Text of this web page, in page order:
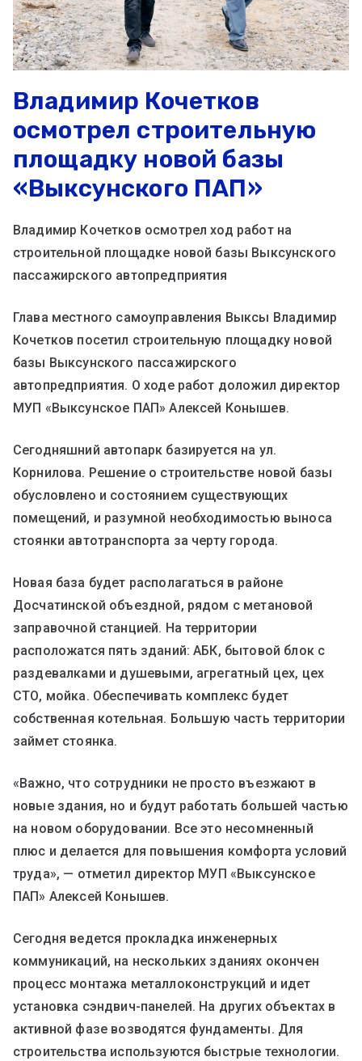
Владимир Кочетков
осмотрел строительную
площадку новой базы
«Выксунского ПАП»
Владимир Кочетков осмотрел ход работ на
строительной площадке новой базы Выксунского
пассажирского автопредприятия
Глава местного самоуправления Выксы Владимир
Кочетков посетил строительную площадку новой
базы Выксунского пассажирского
автопредприятия. О ходе работ доложил директор
МУП «Выксунское ПАП» Алексей Конышев.
Сегодняшний автопарк базируется на ул.
Корнилова. Решение о строительстве новой базы
обусловлено и состоянием существующих
помещений, и разумной необходимостью выноса
стоянки автотранспорта за черту города.
Новая база будет располагаться в районе
Досчатинской объездной, рядом с метановой
заправочной станцией. На территории
расположатся пять зданий: АБК, бытовой блок с
раздевалками и душевыми, агрегатный цех, цех
СТО, мойка. Обеспечивать комплекс будет
собственная котельная. Большую часть территории
займет стоянка.
«Важно, что сотрудники не просто въезжают в
новые здания, но и будут работать большей частью
на новом оборудовании. Все это несомненный
плюс и делается для повышения комфорта условий
труда», — отметил директор МУП «Выксунское
ПАП» Алексей Конышев.
Сегодня ведется прокладка инженерных
коммуникаций, на нескольких зданиях окончен
процесс монтажа металлоконструкций и идет
установка сэндвич-панелей. На других объектах в
активной фазе возводятся фундаменты. Для
строительства используются быстрые технологии.